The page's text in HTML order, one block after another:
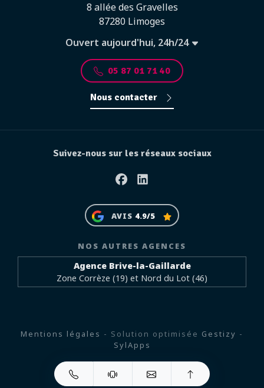
8 allée des Gravelles
87280 Limoges
Ouvert aujourd'hui, 24h/24
05 87 01 71 40
Nous contacter
Suivez-nous sur les réseaux sociaux
FacebookLinkedin
AVIS 4.9/5
NOS AUTRES AGENCES
Agence Brive-la-Gaillarde
Zone Corrèze (19) et Nord du Lot (46)
Mentions légales - Solution optimisée Gestizy -
SylApps